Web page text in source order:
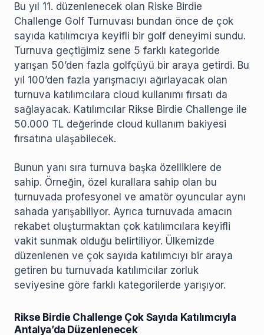
Bu yıl 11. düzenlenecek olan Riske Birdie
Challenge Golf Turnuvası bundan önce de çok
sayıda katılımcıya keyifli bir golf deneyimi sundu.
Turnuva geçtiğimiz sene 5 farklı kategoride
yarışan 50’den fazla golfçüyü bir araya getirdi. Bu
yıl 100’den fazla yarışmacıyı ağırlayacak olan
turnuva katılımcılara cloud kullanımı fırsatı da
sağlayacak. Katılımcılar Rikse Birdie Challenge ile
50.000 TL değerinde cloud kullanım bakiyesi
fırsatına ulaşabilecek.
Bunun yanı sıra turnuva başka özelliklere de
sahip. Örneğin, özel kurallara sahip olan bu
turnuvada profesyonel ve amatör oyuncular aynı
sahada yarışabiliyor. Ayrıca turnuvada amacın
rekabet oluşturmaktan çok katılımcılara keyifli
vakit sunmak olduğu belirtiliyor. Ülkemizde
düzenlenen ve çok sayıda katılımcıyı bir araya
getiren bu turnuvada katılımcılar zorluk
seviyesine göre farklı kategorilerde yarışıyor.
Rikse Birdie Challenge Çok Sayıda Katılımcıyla
Antalya’da Düzenlenecek